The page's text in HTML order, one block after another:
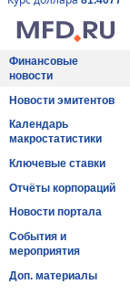
Финансовые
новости
Новости эмитентов
Календарь
макростатистики
Ключевые ставки
Отчёты корпораций
Новости портала
События и
мероприятия
Доп. материалы